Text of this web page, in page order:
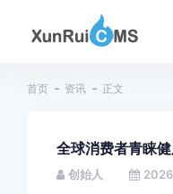
首页 资讯 正文
全球消费者青睐
创始人